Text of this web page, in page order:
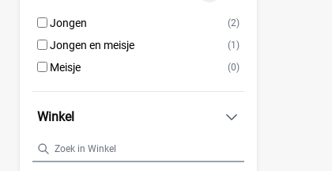
Jongen (2)
Jongen en meisje (1)
Meisje (0)
Winkel